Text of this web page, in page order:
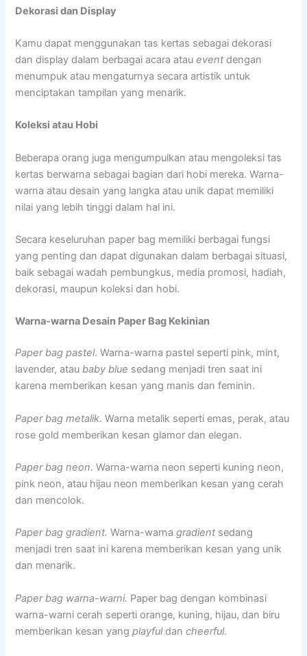
Dekorasi dan Display
Kamu dapat menggunakan tas kertas sebagai dekorasi
dan display dalam berbagai acara atauevent dengan
menumpuk atau mengaturnya secara artistik untuk
menciptakan tampilan yang menarik.
Koleksi atau Hobi
Beberapa orang juga mengumpulkan atau mengoleksi tas
kertas berwarna sebagai bagian dari hobi mereka. Warna-
warna atau desain yang langka atau unik dapat memiliki
nilai yang lebih tinggi dalam hal ini.
Secara keseluruhan paper bag memiliki berbagai fungsi
yang penting dan dapat digunakan dalam berbagai situasi,
baik sebagai wadah pembungkus, media promosi, hadiah,
dekorasi, maupun koleksi dan hobi.
Warna-warna Desain Paper Bag Kekinian
Paper bag pastel. Warna-warna pastel seperti pink, mint,
lavender, ataubaby blue sedang menjadi tren saat ini
karena memberikan kesan yang manis dan feminin.
Paper bag metalik.Warna metalik seperti emas, perak, atau
rose gold memberikan kesan glamor dan elegan.
Paper bag neon.Warna-warna neon seperti kuning neon,
pink neon, atau hijau neon memberikan kesan yang cerah
dan mencolok.
Paper bag gradient.Warna-warnagradient sedang
menjadi tren saat ini karena memberikan kesan yang unik
dan menarik.
Paper bag warna-warni. Paper bag dengan kombinasi
warna-warni cerah seperti orange, kuning, hijau, dan biru
memberikan kesan yangplayfuldancheerful.